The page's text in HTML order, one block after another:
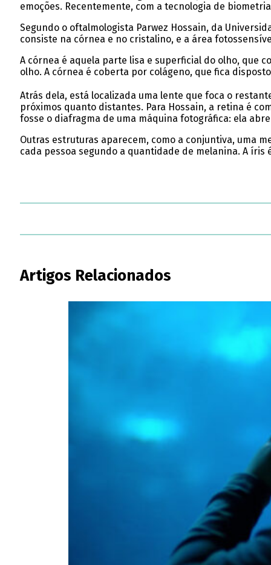
emoções. Recentemente, com a tecnologia de
Segundo o oftalmologista Parwez Hossain, da
consiste na córnea e no cristalino, e a área
A córnea é aquela parte lisa e superficial do olho, que
olho. A córnea é coberta por colágeno, que fica
Atrás dela, está localizada uma lente que foca o
próximos quanto distantes. Para Hossain, a retina é
fosse o diafragma de uma máquina fotográfica: ela
Outras estruturas aparecem, como a conjuntiva, uma
cada pessoa segundo a quantidade de melanina. A
Artigos Relacionados